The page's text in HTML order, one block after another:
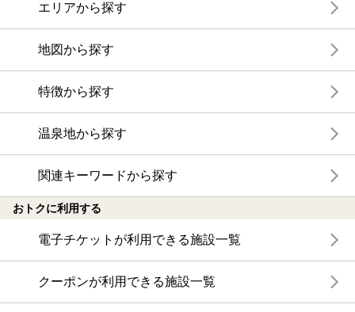
エリアから探す
地図から探す
特徴から探す
温泉地から探す
関連キーワードから探す
おトクに利用する
電子チケットが利用できる施設一覧
クーポンが利用できる施設一覧